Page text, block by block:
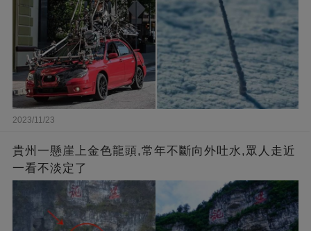
2023/11/23
貴州一懸崖上金色龍頭,常年不斷向外吐水,眾人走近
一看不淡定了